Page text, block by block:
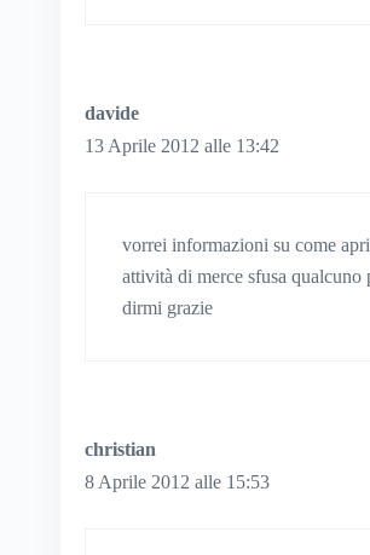
davide
13 Aprile 2012 alle 13:42
vorrei informazioni su come
attività di merce sfusa qualcuno
dirmi grazie
christian
8 Aprile 2012 alle 15:53